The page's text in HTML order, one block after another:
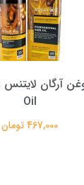
روغن آرگان لایتنس Argan